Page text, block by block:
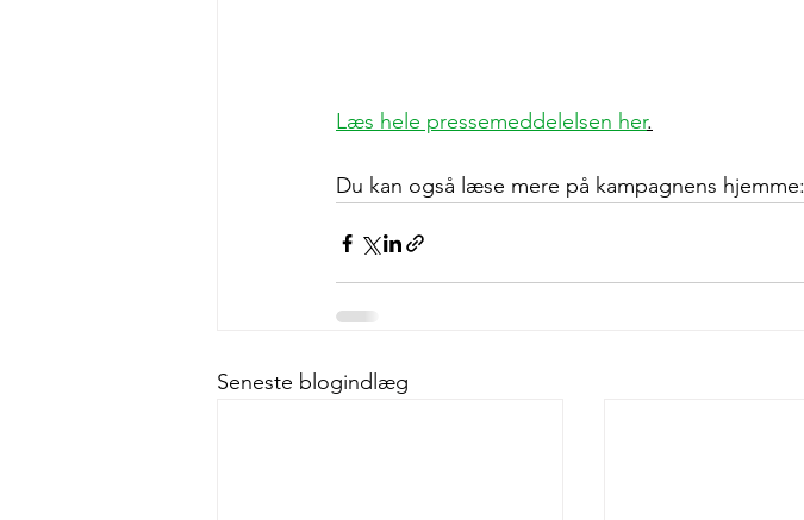
Læs hele pressemeddelelsen her.
Du kan også læse mere på kampagnens hjemme:
Seneste blogindlæg